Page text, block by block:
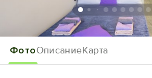
Добавить свой объект
ФотоОписаниеКарта